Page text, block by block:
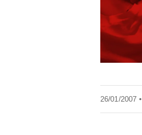
26/01/2007 •